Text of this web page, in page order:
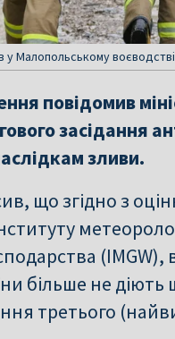
у Малопольському
повідомив
засідання
зливи.
що згідно з
більше не
третього